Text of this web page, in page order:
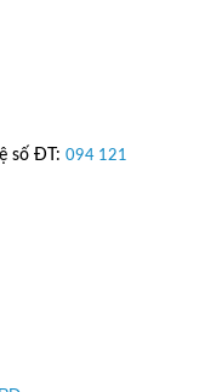
số ĐT: 094 121